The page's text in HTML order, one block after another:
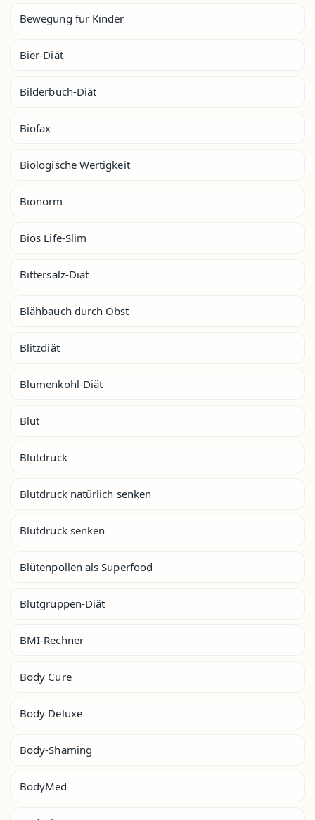
Bewegung für Kinder
Bier-Diät
Bilderbuch-Diät
Biofax
Biologische Wertigkeit
Bionorm
Bios Life-Slim
Bittersalz-Diät
Blähbauch durch Obst
Blitzdiät
Blumenkohl-Diät
Blut
Blutdruck
Blutdruck natürlich senken
Blutdruck senken
Blütenpollen als Superfood
Blutgruppen-Diät
BMI-Rechner
Body Cure
Body Deluxe
Body-Shaming
BodyMed